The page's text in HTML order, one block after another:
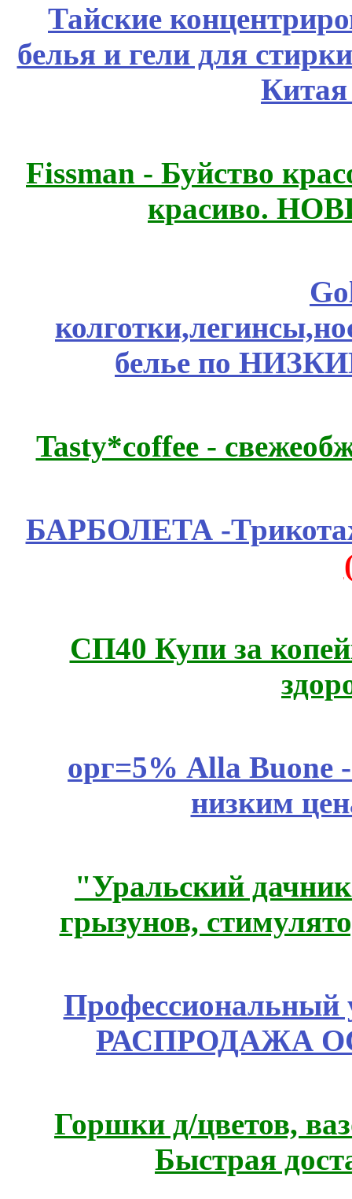
Тайские
белья и гели для
Fissmаn - Буйство
красиво.
белье по
Tasty*coffee -
БАРБОЛЕТА -
СП40 Купи за
орг=5% Alla Buone
низким
"Уральский
грызунов,
Профессиональный
РАСПРОДАЖА
Горшки д/цветов,
Быстрая